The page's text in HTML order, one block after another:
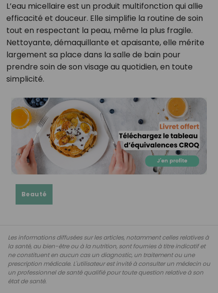
L’eau micellaire est un produit multifonction qui allie
efficacité et douceur. Elle simplifie la routine de soin
tout en respectant la peau, même la plus fragile.
Nettoyante, démaquillante et apaisante, elle mérite
largement sa place dans la salle de bain pour
prendre soin de son visage au quotidien, en toute
simplicité.
Beauté
Les informations diffusées sur les articles, notamment celles relatives à
la santé, au bien-être ou à la nutrition, sont fournies à titre indicatif et
ne constituent en aucun cas un diagnostic, un traitement ou une
prescription médicale. L'utilisateur est invité à consulter un médecin ou
un professionnel de santé qualifié pour toute question relative à son
état de santé.